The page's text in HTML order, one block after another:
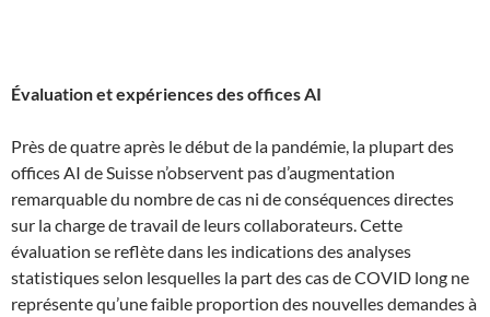
Évaluation et expériences des offices AI
Près de quatre après le début de la pandémie, la plupart des
offices AI de Suisse n’observent pas d’augmentation
remarquable du nombre de cas ni de conséquences directes
sur la charge de travail de leurs collaborateurs. Cette
évaluation se reflète dans les indications des analyses
statistiques selon lesquelles la part des cas de COVID long ne
représente qu’une faible proportion des nouvelles demandes à